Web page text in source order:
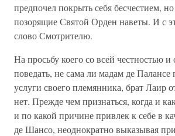
предпочел покрыть себя бесчестием,
позорящие Святой Орден наветы. И с
слово Смотрителю.
На просьбу коего со всей честностью
поведать, не сама ли мадам де
услуги своего племянника, брат Лаир
нет. Прежде чем признаться, когда и
и по какой причине привлек к себе в
де Шансо, неоднократно выказывая